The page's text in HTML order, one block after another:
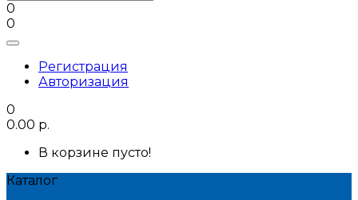
0
0
Регистрация
Авторизация
0
0.00 р.
В корзине пусто!
Каталог